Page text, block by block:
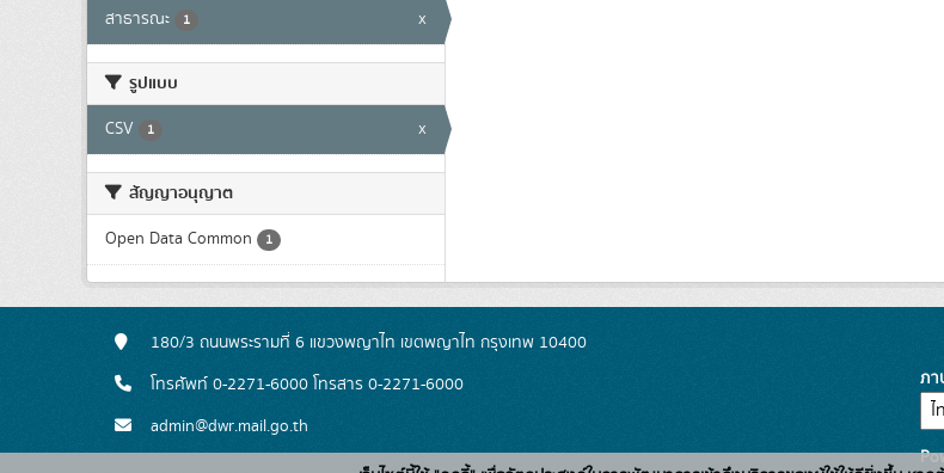
สาธารณะ 1 x
รูปแบบ
CSV 1 x
สัญญาอนุญาต
Open Data Common 1
180/3 ถนนพระรามที่ 6 แขวงพญาไท เขตพญาไท กรุงเทพ 10400
โทรศัพท์ 0-2271-6000 โทรสาร 0-2271-6000
admin@dwr.mail.go.th
ภา